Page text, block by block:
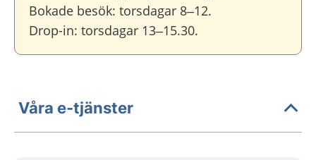
Bokade besök: torsdagar 8–12.
Drop-in: torsdagar 13–15.30.
Våra e-tjänster